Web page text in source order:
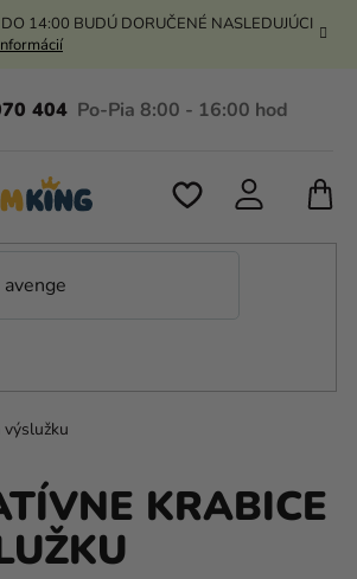
14:00 BUDÚ DORUČENÉ NASLEDUJÚCI
404
výslužku
KRABICE